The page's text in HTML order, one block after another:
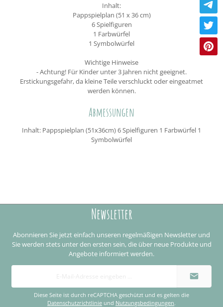
Inhalt:
Pappspielplan (51 x 36 cm)
6 Spielfiguren
1 Farbwürfel
1 Symbolwürfel
Wichtige Hinweise
- Achtung! Für Kinder unter 3 Jahren nicht geeignet.
Erstickungsgefahr, da kleine Teile verschluckt oder eingeatmet
werden können.
Abmessungen
Inhalt: Pappspielplan (51x36cm) 6 Spielfiguren 1 Farbwürfel 1
Symbolwürfel
Newsletter
Abonnieren Sie jetzt einfach unseren regelmäßigen Newsletter und
Sie werden stets unter den ersten sein, die über neue Produkte und
Angebote informiert werden.
E-
Adresse
Diese Seite ist durch reCAPTCHA geschützt und es gelten die
Datenschutzrichtlinie und Nutzungsbedingungen.